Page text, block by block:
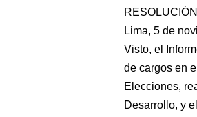
Lima, 5 de
Visto, el
de cargos en
Elecciones,
Desarrollo, y